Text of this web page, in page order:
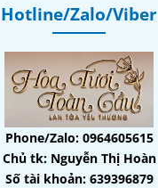
Hotline/Zalo/Viber
Phone/Zalo: 0964605615
Chủ tk: Nguyễn Thị Hoàn
Số tài khoản: 639396879